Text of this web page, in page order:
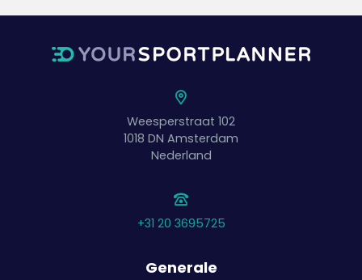
Weesperstraat 102
1018 DN Amsterdam
Nederland
+31 20 3695725
Generale